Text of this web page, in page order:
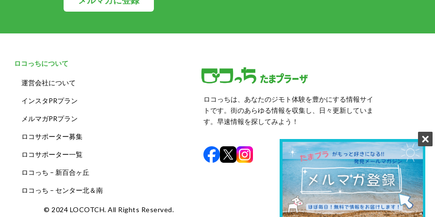
ロコっちについて
運営会社について
インスタPRプラン
メルマガPRプラン
ロコサポーター募集
ロコサポーター一覧
ロコっち – 新百合ヶ丘
ロコっち – センター北＆南
ロコっちは、あなたのジモト体験を豊かにする情報サイ
トです。街のあらゆる情報を収集し、日々更新していま
す。早速情報を探してみよう！
©️ 2024 LOCOTCH. All Rights Reserved.